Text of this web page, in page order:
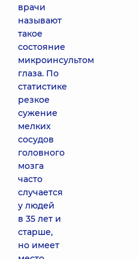
врачи
называют
такое
состояние
микроинсультом
глаза. По
статистике
резкое
сужение
мелких
сосудов
головного
мозга
часто
случается
у людей
в 35 лет и
старше,
но имеет